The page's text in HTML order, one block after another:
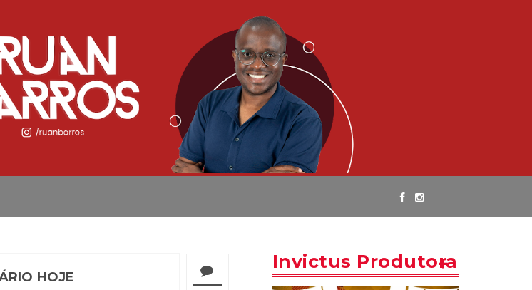
HOJE
Invictus Produtora